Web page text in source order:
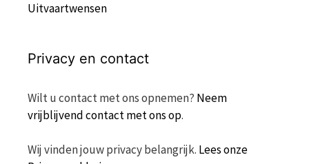
Uitvaartwensen
Privacy en contact
Wilt u contact met ons opnemen? Neem
vrijblijvend contact met ons op.
Wij vinden jouw privacy belangrijk. Lees onze